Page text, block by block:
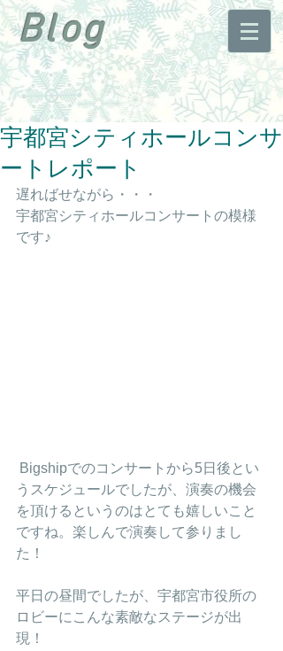
Blog
宇都宮シティホールコンサ
ートレポート
遅ればせながら・・・
宇都宮シティホールコンサートの模様
です♪
うスケジュールでしたが、演奏の機会
を頂けるというのはとても嬉しいこと
ですね。楽しんで演奏して参りまし
た！
平日の昼間でしたが、宇都宮市役所の
ロビーにこんな素敵なステージが出
現！